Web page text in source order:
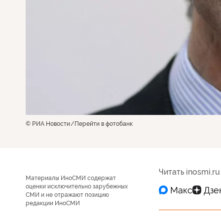
© РИА Новости Перейти в фотобанк
Материалы ИноСМИ содержат
оценки исключительно зарубежных
СМИ и не отражают позицию
редакции ИноСМИ
Читать inosmi.ru